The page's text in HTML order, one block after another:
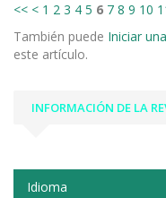
<< < 1 2 3 4 5 6 7 8 9 10
También puede Iniciar
este artículo.
INFORMACIÓN DE LA
Idioma